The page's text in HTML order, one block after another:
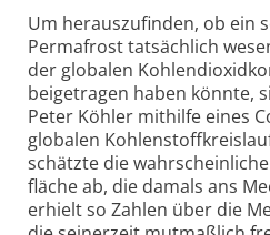
Um herauszufinden, ob ein
Permafrost tatsächlich
der globalen
beigetragen haben könnte,
Peter Köhler mithilfe eines
globalen
schätzte die
fläche ab, die damals ans
erhielt so Zahlen über die